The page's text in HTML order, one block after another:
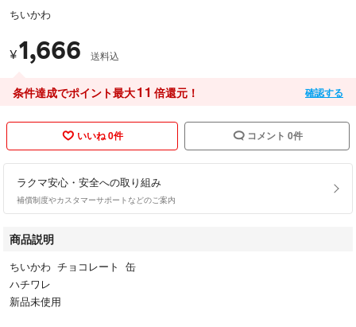
ちいかわ
¥1,666 送料込
条件達成でポイント最大11 倍還元！ 確認する
いいね 0件 コメント 0件
ラクマ安心・安全への取り組み
補償制度やカスタマーサポートなどのご案内
商品説明
ちいかわ チョコレート 缶
ハチワレ
新品未使用